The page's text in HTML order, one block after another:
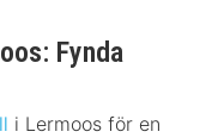
Fynda
i Lermoos för en